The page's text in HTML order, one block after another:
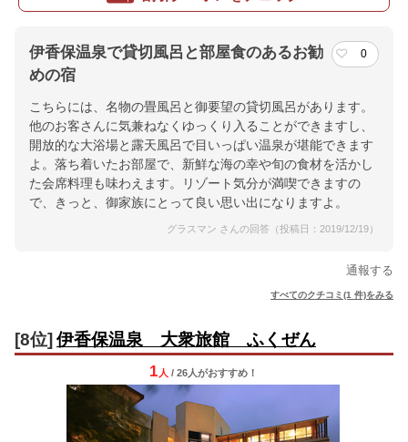
伊香保温泉で貸切風呂と部屋食のあるお勧
めの宿
0
こちらには、名物の畳風呂と御要望の貸切風呂があります。
他のお客さんに気兼ねなくゆっくり入ることができますし、
開放的な大浴場と露天風呂で目いっぱい温泉が堪能できます
よ。落ち着いたお部屋で、新鮮な海の幸や旬の食材を活かし
た会席料理も味わえます。リゾート気分が満喫できますの
で、きっと、御家族にとって良い思い出になりますよ。
グラスマン さんの回答（投稿日：2019/12/19）
通報する
すべてのクチコミ(1 件)をみる
[8位] 伊香保温泉 大衆旅館 ふくぜん
1 人 / 26人がおすすめ！